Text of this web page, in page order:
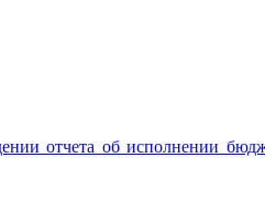
отчета об исполнении